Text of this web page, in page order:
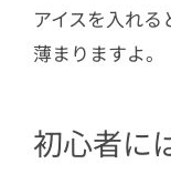
アイスを入れ
薄まりますよ。
初心者に